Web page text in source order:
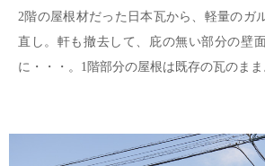
2階の屋根材だった日本瓦から、軽量のガ
直し。軒も撤去して、庇の無い部分の壁
に・・・。1階部分の屋根は既存の瓦のまま